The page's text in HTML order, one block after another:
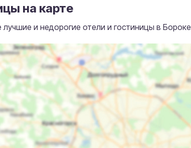
на карте
и недорогие отели и гостиницы в Бороке